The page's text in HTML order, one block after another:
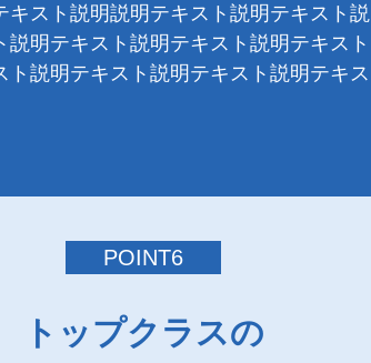
キスト説明説明テキスト説明テキスト説
説明テキスト説明テキスト説明テキスト
ト説明テキスト説明テキスト説明テキス
POINT6
トップクラスの